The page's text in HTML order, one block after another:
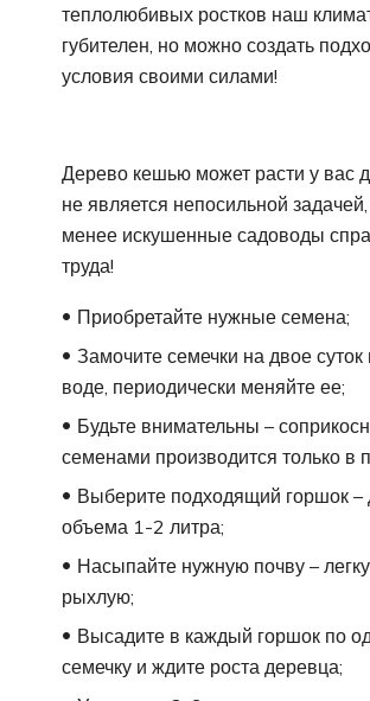
теплолюбивых ростков наш
губителен, но можно создать
условия своими силами!
Дерево кешью может расти у вас
не является непосильной
менее искушенные садоводы
труда!
Приобретайте нужные семена;
Замочите семечки на двое суток
воде, периодически меняйте ее;
Будьте внимательны –
семенами производится только в
Выберите подходящий горшок –
объема 1-2 литра;
Насыпайте нужную почву –
рыхлую;
Высадите в каждый горшок по
семечку и ждите роста деревца;